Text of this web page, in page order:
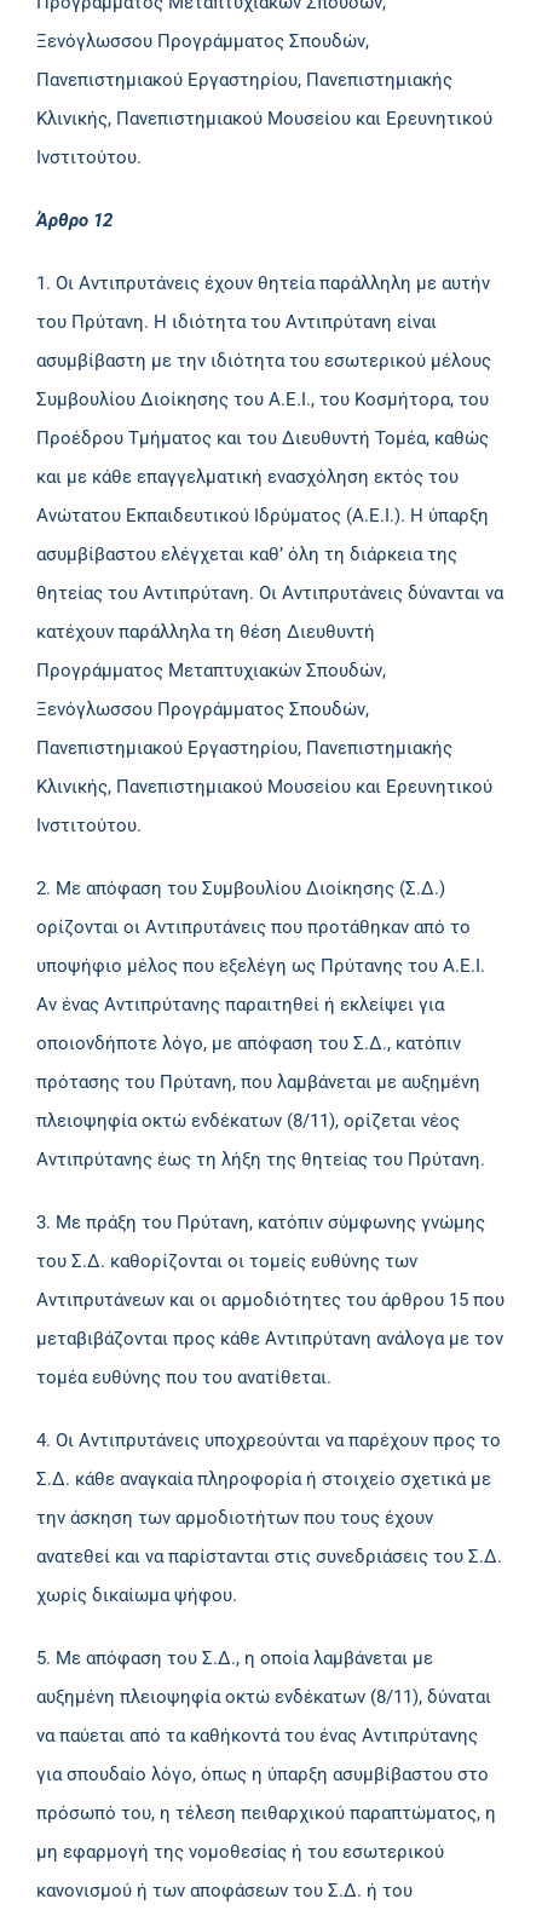
Ξενόγλωσσου Προγράμματος Σπουδών,
Πανεπιστημιακού Εργαστηρίου, Πανεπιστημιακής
Κλινικής, Πανεπιστημιακού Μουσείου και Ερευνητικού
Ινστιτούτου.
Άρθρο 12
1. Οι Αντιπρυτάνεις έχουν θητεία παράλληλη με αυτήν
του Πρύτανη. Η ιδιότητα του Αντιπρύτανη είναι
ασυμβίβαστη με την ιδιότητα του εσωτερικού μέλους
Συμβουλίου Διοίκησης του Α.Ε.Ι., του Κοσμήτορα, του
Προέδρου Τμήματος και του Διευθυντή Τομέα, καθώς
και με κάθε επαγγελματική ενασχόληση εκτός του
Ανώτατου Εκπαιδευτικού Ιδρύματος (Α.Ε.Ι.). Η ύπαρξη
ασυμβίβαστου ελέγχεται καθ’ όλη τη διάρκεια της
θητείας του Αντιπρύτανη. Οι Αντιπρυτάνεις δύνανται να
κατέχουν παράλληλα τη θέση Διευθυντή
Προγράμματος Μεταπτυχιακών Σπουδών,
Ξενόγλωσσου Προγράμματος Σπουδών,
Πανεπιστημιακού Εργαστηρίου, Πανεπιστημιακής
Κλινικής, Πανεπιστημιακού Μουσείου και Ερευνητικού
Ινστιτούτου.
2. Με απόφαση του Συμβουλίου Διοίκησης (Σ.Δ.)
ορίζονται οι Αντιπρυτάνεις που προτάθηκαν από το
υποψήφιο μέλος που εξελέγη ως Πρύτανης του Α.Ε.Ι.
Αν ένας Αντιπρύτανης παραιτηθεί ή εκλείψει για
οποιονδήποτε λόγο, με απόφαση του Σ.Δ., κατόπιν
πρότασης του Πρύτανη, που λαμβάνεται με αυξημένη
πλειοψηφία οκτώ ενδέκατων (8/11), ορίζεται νέος
Αντιπρύτανης έως τη λήξη της θητείας του Πρύτανη.
3. Με πράξη του Πρύτανη, κατόπιν σύμφωνης γνώμης
του Σ.Δ. καθορίζονται οι τομείς ευθύνης των
Αντιπρυτάνεων και οι αρμοδιότητες του άρθρου 15 που
μεταβιβάζονται προς κάθε Αντιπρύτανη ανάλογα με τον
τομέα ευθύνης που του ανατίθεται.
4. Οι Αντιπρυτάνεις υποχρεούνται να παρέχουν προς το
Σ.Δ. κάθε αναγκαία πληροφορία ή στοιχείο σχετικά με
την άσκηση των αρμοδιοτήτων που τους έχουν
ανατεθεί και να παρίστανται στις συνεδριάσεις του Σ.Δ.
χωρίς δικαίωμα ψήφου.
5. Με απόφαση του Σ.Δ., η οποία λαμβάνεται με
αυξημένη πλειοψηφία οκτώ ενδέκατων (8/11), δύναται
να παύεται από τα καθήκοντά του ένας Αντιπρύτανης
για σπουδαίο λόγο, όπως η ύπαρξη ασυμβίβαστου στο
πρόσωπό του, η τέλεση πειθαρχικού παραπτώματος, η
μη εφαρμογή της νομοθεσίας ή του εσωτερικού
κανονισμού ή των αποφάσεων του Σ.Δ. ή του